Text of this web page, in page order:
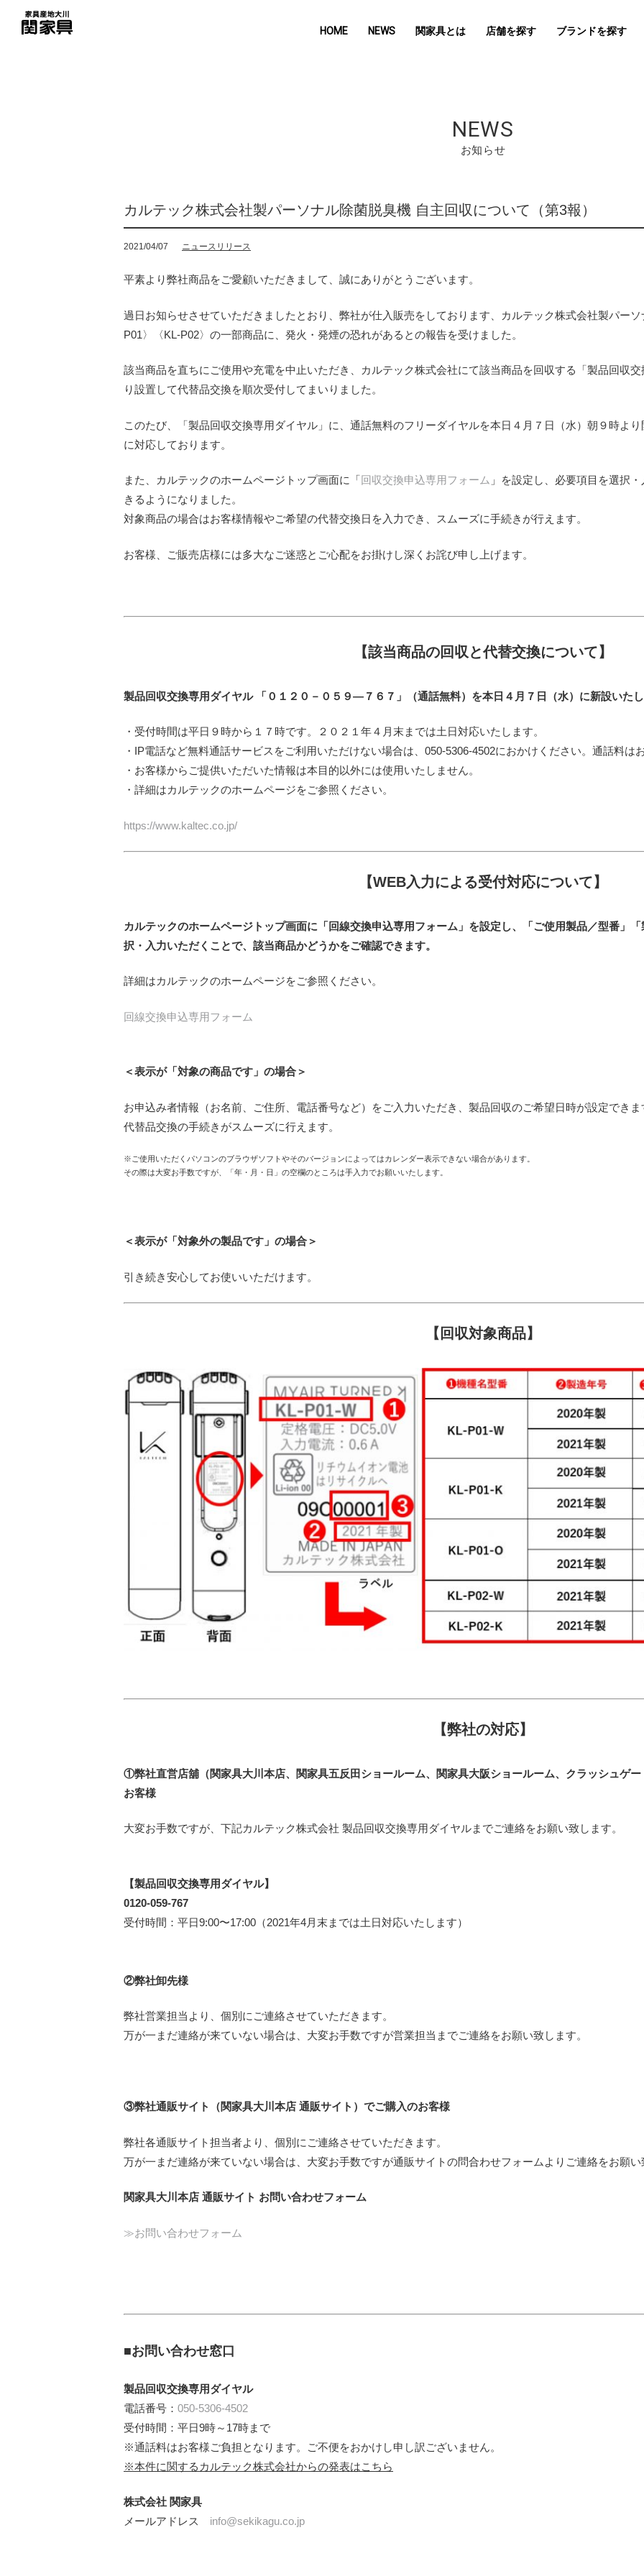
HOME NEWS 関家具とは 店舗を探す ブランドを探す
NEWS
お知らせ
カルテック株式会社製パーソナル除菌脱臭機 自主回収について（第3報）
2021/04/07 ニュースリリース
平素より弊社商品をご愛顧いただきまして、誠にありがとうございます。
過日お知らせさせていただきましたとおり、弊社が仕入販売をしております、カルテック株式会社製パー
P01〉〈KL-P02〉の一部商品に、発火・発煙の恐れがあるとの報告を受けました。
該当商品を直ちにご使用や充電を中止いただき、カルテック株式会社にて該当商品を回収する「製品回収
り設置して代替品交換を順次受付してまいりました。
このたび、「製品回収交換専用ダイヤル」に、通話無料のフリーダイヤルを本日４月７日（水）朝９時よ
に対応しております。
また、カルテックのホームページトップ画面に「回収交換申込専用フォーム 」を設定し、必要項目を選択
きるようになりました。
対象商品の場合はお客様情報やご希望の代替交換日を入力でき、スムーズに手続きが行えます。
お客様、ご販売店様には多大なご迷惑とご心配をお掛けし深くお詫び申し上げます。
【該当商品の回収と代替交換について】
製品回収交換専用ダイヤル 「０１２０－０５９―７６７」（通話無料）を本日４月７日（水）に新設いたし
・受付時間は平日９時から１７時です。２０２１年４月末までは土日対応いたします。
・IP電話など無料通話サービスをご利用いただけない場合は、050-5306-4502におかけください。通話料は
・お客様からご提供いただいた情報は本目的以外には使用いたしません。
・詳細はカルテックのホームページをご参照ください。
https://www.kaltec.co.jp/
【WEB入力による受付対応について】
カルテックのホームページトップ画面に「回線交換申込専用フォーム」を設定し、「ご使用製品／型番」
択・入力いただくことで、該当商品かどうかをご確認できます。
詳細はカルテックのホームページをご参照ください。
回線交換申込専用フォーム
＜表示が「対象の商品です」の場合＞
お申込み者情報（お名前、ご住所、電話番号など）をご入力いただき、製品回収のご希望日時が設定できま
代替品交換の手続きがスムーズに行えます。
※ご使用いただくパソコンのブラウザソフトやそのバージョンによってはカレンダー表示できない場合があります。
その際は大変お手数ですが、「年・月・日」の空欄のところは手入力でお願いいたします。
＜表示が「対象外の製品です」の場合＞
引き続き安心してお使いいただけます。
【回収対象商品】
【弊社の対応】
①弊社直営店舖（関家具大川本店、関家具五反田ショールーム、関家具大阪ショールーム、クラッシュゲ
お客様
大変お手数ですが、下記カルテック株式会社 製品回収交換専用ダイヤルまでご連絡をお願い致します。
【製品回収交換専用ダイヤル】
0120-059-767
受付時間：平日9:00〜17:00（2021年4月末までは土日対応いたします）
②弊社卸先様
弊社営業担当より、個別にご連絡させていただきます。
万が一まだ連絡が来ていない場合は、大変お手数ですが営業担当までご連絡をお願い致します。
③弊社通販サイト（関家具大川本店 通販サイト）でご購入のお客様
弊社各通販サイト担当者より、個別にご連絡させていただきます。
万が一まだ連絡が来ていない場合は、大変お手数ですが通販サイトの問合わせフォームよりご連絡をお願い
関家具大川本店 通販サイト お問い合わせフォーム
≫お問い合わせフォーム
■お問い合わせ窓口
製品回収交換専用ダイヤル
電話番号： 050-5306-4502
受付時間：平日9時～17時まで
※通話料はお客様ご負担となります。ご不便をおかけし申し訳ございません。
※本件に関するカルテック株式会社からの発表はこちら
株式会社 関家具
メールアドレス info@sekikagu.co.jp